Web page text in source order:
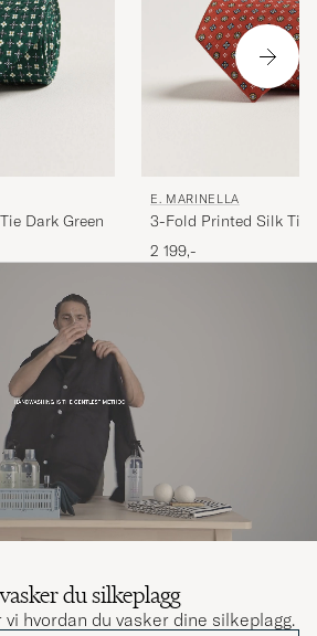
Dark Green
E. MARINELLA
3-Fold Printed Silk Tie
2 199,-
du silkeplagg
vi hvordan du vasker dine silkeplagg.